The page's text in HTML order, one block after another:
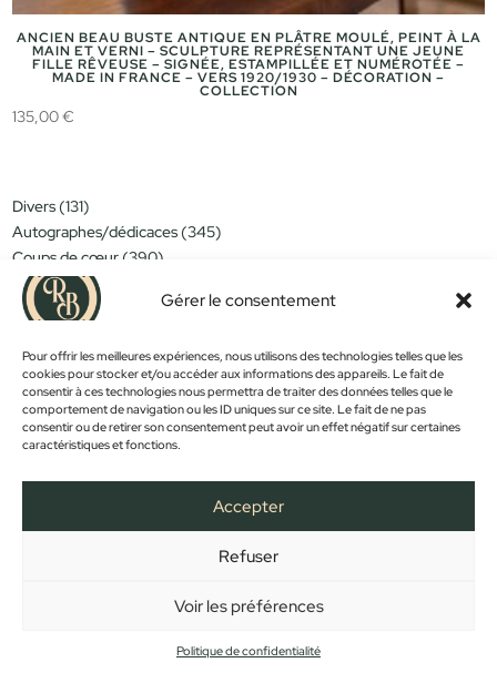
Gérer le consentement
Pour offrir les meilleures expériences, nous utilisons des technologies telles que les
cookies pour stocker et/ou accéder aux informations des appareils. Le fait de
consentir à ces technologies nous permettra de traiter des données telles que le
comportement de navigation ou les ID uniques sur ce site. Le fait de ne pas
consentir ou de retirer son consentement peut avoir un effet négatif sur certaines
caractéristiques et fonctions.
Accepter
Refuser
Voir les préférences
Politique de confidentialité
ANCIEN BEAU BUSTE ANTIQUE EN PLÂTRE MOULÉ, PEINT À LA
MAIN ET VERNI – SCULPTURE REPRÉSENTANT UNE JEUNE
FILLE RÊVEUSE – SIGNÉE, ESTAMPILLÉE ET NUMÉROTÉE –
MADE IN FRANCE – VERS 1920/1930 – DÉCORATION –
COLLECTION
135,00€
Divers 131131
produits
Autographes/dédicaces 345345
Coups de cœur 390390
Miniatures/jouets
produits
Moins de 15€
produits
Objets déco 11831183
produits
Trop tard... 381381
produits
Vintage 589589
produits
BOUTIQUE
CONFIDENTIALITÉ
Copyright © 2023 - Créé et développé par